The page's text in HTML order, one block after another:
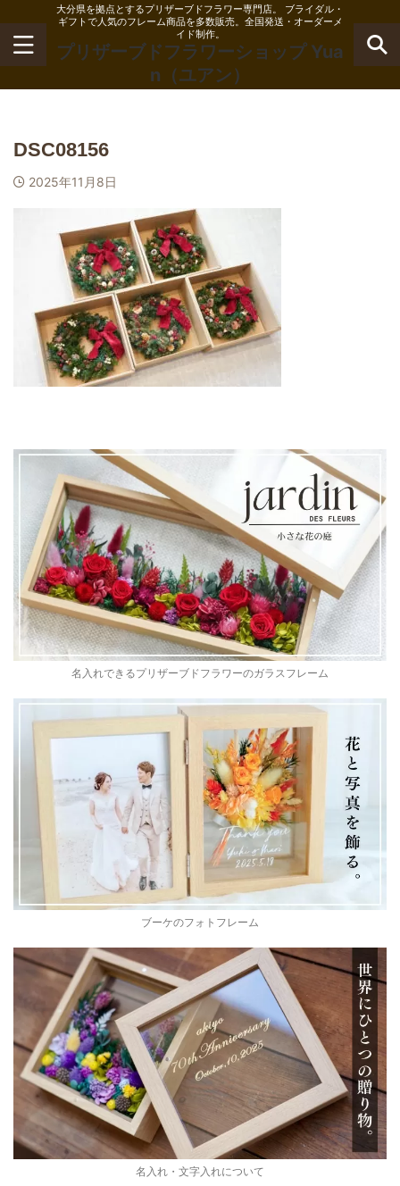
大分県を拠点とするプリザーブドフラワー専門店。 ブライダル・
ギフトで人気のフレーム商品を多数販売。全国発送・オーダーメ
イド制作。
プリザーブドフラワーショップ Yua
n（ユアン）
DSC08156
2025年11月8日
名入れできるプリザーブドフラワーのガラスフレーム
ブーケのフォトフレーム
名入れ・文字入れについて